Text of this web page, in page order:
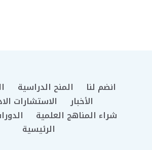
انضم لنا المنح الدراسية
الأخبار
الاستشارات
شراء المناهج العلمية
الرئيسية